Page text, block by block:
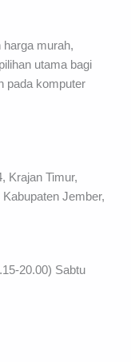
harga murah,
utama bagi
pada komputer
Krajan Timur,
Jember,
20.00) Sabtu